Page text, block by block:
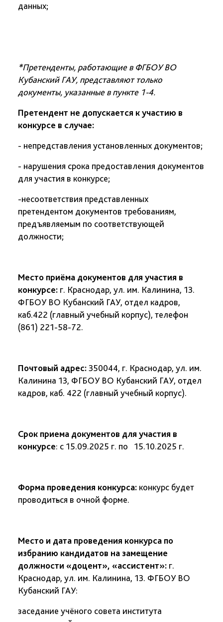
данных;
*Претенденты, работающие в ФГБОУ ВО
Кубанский ГАУ, представляют только
документы, указанные в пункте 1-4.
Претендент не допускается к участию в
конкурсе в случае:
- непредставления установленных документов;
- нарушения срока предоставления документов
для участия в конкурсе;
-несоответствия представленных
претендентом документов требованиям,
предъявляемым по соответствующей
должности;
Место приёма документов для участия в
конкурсе: г. Краснодар, ул. им. Калинина, 13.
ФГБОУ ВО Кубанский ГАУ, отдел кадров,
каб.422 (главный учебный корпус), телефон
(861) 221-58-72.
Почтовый адрес:350044, г. Краснодар, ул. им.
Калинина 13, ФГБОУ ВО Кубанский ГАУ, отдел
кадров, каб. 422 (главный учебный корпус).
Срок приема документов для участия в
конкурсе: с 15.09.2025 г. по 15.10.2025 г.
Форма проведения конкурса: конкурс будет
проводиться в очной форме.
Место и дата проведения конкурса по
избранию кандидатов на замещение
должности «доцент», «ассистент»: г.
Краснодар, ул. им. Калинина, 13. ФГБОУ ВО
Кубанский ГАУ:
заседание учёного совета института